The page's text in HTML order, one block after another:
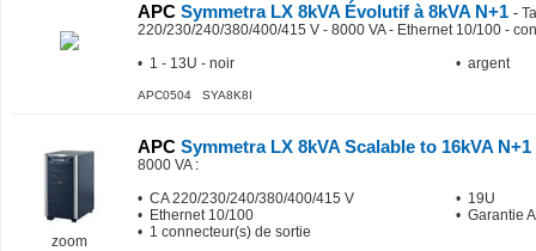
APC Symmetra LX 8kVA Évolutif à 8kVA N+1 -
220/230/240/380/400/415 V - 8000 VA - Ethernet 10/100 -
• 1 - 13U - noir
• argent
APC0504 SYA8K8I
zoom
APC Symmetra LX 8kVA Scalable to 16kVA N+1
8000 VA:
• CA 220/230/240/380/400/415 V
• Ethernet 10/100
• 1 connecteur(s) de sortie
• 19U
• Garantie